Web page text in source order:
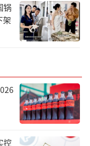
调整，召集一些
除了费率，仅退
。我们了解到，
松绑”，对于店
款的决定权将交
财年第四财季）
理收入增速5%，
锅
架
控